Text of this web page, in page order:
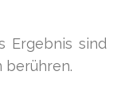
Ergebnis sind
berühren.